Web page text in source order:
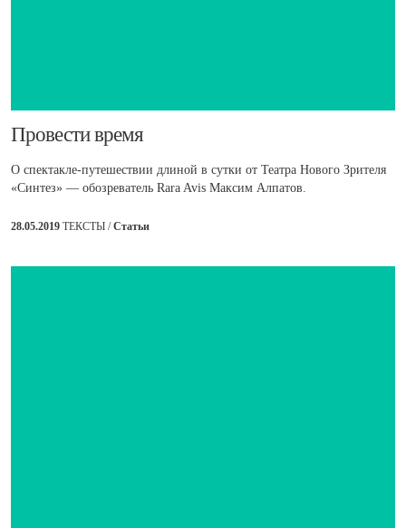
​Провести время
О спектакле-путешествии длиной в сутки от Театра Нового Зрителя
«Синтез» — обозреватель Rara Avis Максим Алпатов.
28.05.2019 ТЕКСТЫ /Статьи